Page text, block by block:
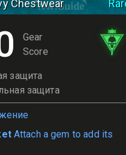
Chestwear
Gear
Score
защита
защита
Attach a gem to add its